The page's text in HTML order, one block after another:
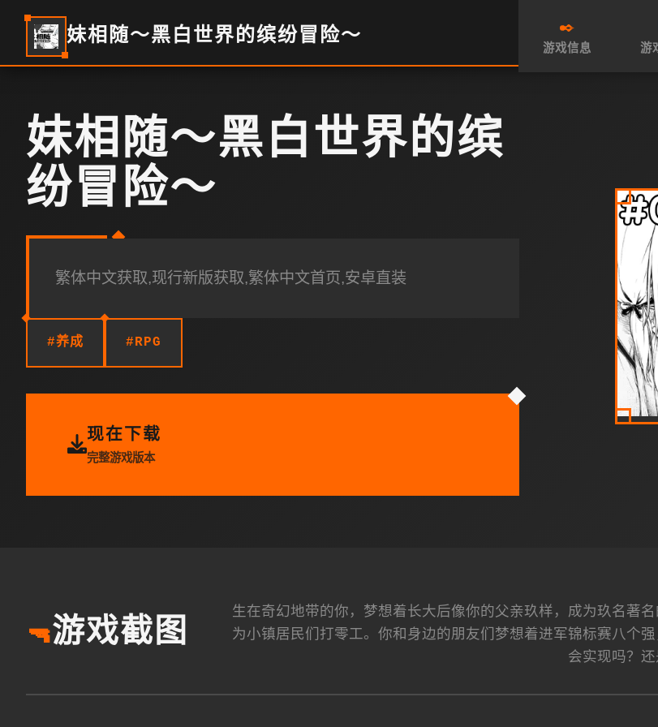
妹相随～黑白世界的缤纷冒险～ ✒️
游戏信息 游
妹相随～黑白世界的缤
纷冒险～
繁体中文获取,现行新版获取,繁体中文首页,安卓直装
#养成 #RPG
现在下载
完整游戏版本
🔫游戏截图
生在奇幻地带的你，梦想着长大后像你的父亲玖样，成为玖名
为小镇居民们打零工。你和身边的朋友们梦想着进军锦标赛八
会实现吗？